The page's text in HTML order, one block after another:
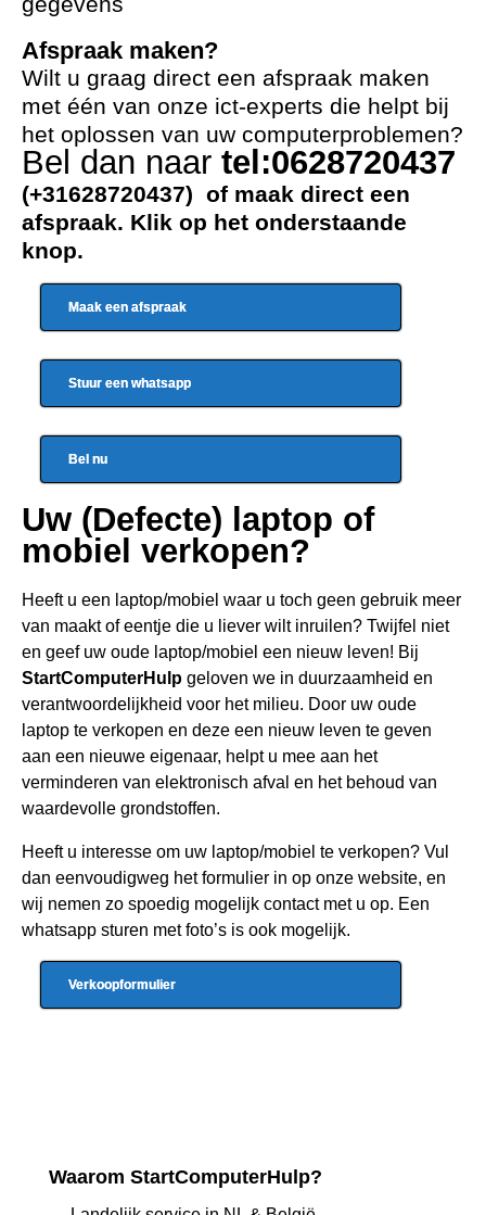
Afspraak maken?
Wilt u graag direct een afspraak maken
met één van onze ict-experts die helpt bij
het oplossen van uw computerproblemen?
Bel dan naar tel:0628720437
(+31628720437) of maak direct een
afspraak. Klik op het onderstaande
knop.
Maak een afspraak
Stuur een whatsapp
Bel nu
Uw (Defecte) laptop of
mobiel verkopen?
Heeft u een laptop/mobiel waar u toch geen gebruik meer
van maakt of eentje die u liever wilt inruilen? Twijfel niet
en geef uw oude laptop/mobiel een nieuw leven! Bij
StartComputerHulp geloven we in duurzaamheid en
verantwoordelijkheid voor het milieu. Door uw oude
laptop te verkopen en deze een nieuw leven te geven
aan een nieuwe eigenaar, helpt u mee aan het
verminderen van elektronisch afval en het behoud van
waardevolle grondstoffen.
Heeft u interesse om uw laptop/mobiel te verkopen? Vul
dan eenvoudigweg het formulier in op onze website, en
wij nemen zo spoedig mogelijk contact met u op. Een
whatsapp sturen met foto’s is ook mogelijk.
Verkoopformulier
Waarom StartComputerHulp?